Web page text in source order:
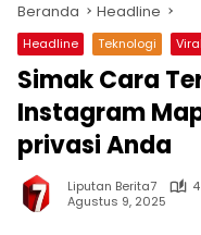
Beranda Headline
Headline Teknologi Viral
Simak Cara
Instagram
privasi Anda
Liputan Berita7
Agustus 9, 2025